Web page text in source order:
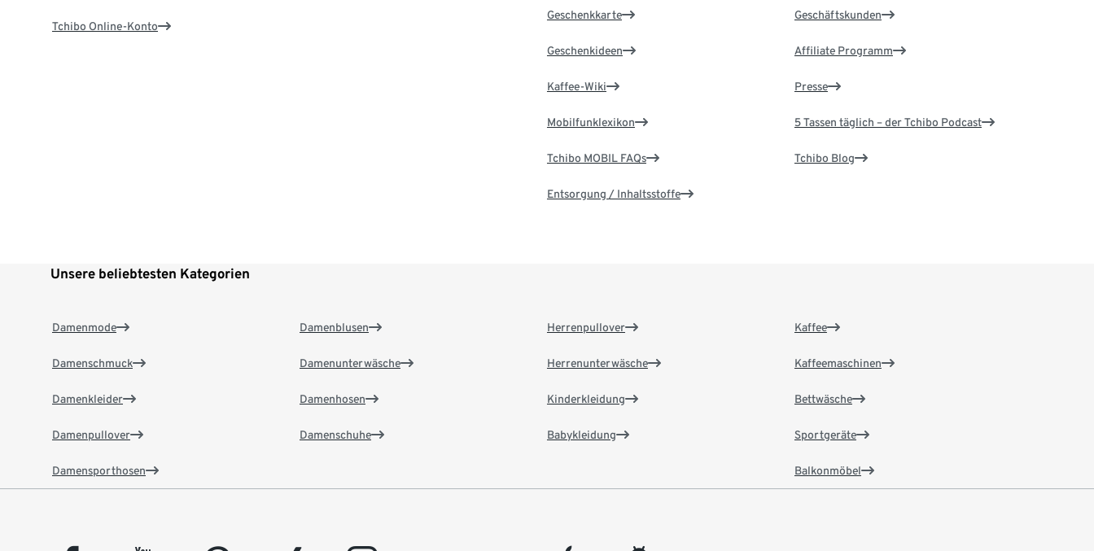
Tchibo Online-Konto
Geschenkkarte
Geschenkideen
Kaffee-Wiki
Mobilfunklexikon
Tchibo MOBIL FAQs
Entsorgung / Inhaltsstoffe
Geschäftskunden
Affiliate Programm
Presse
5 Tassen täglich – der Tchibo Podcast
Tchibo Blog
Unsere beliebtesten Kategorien
Damenmode
Damenschmuck
Damenkleider
Damenpullover
Damensporthosen
Damenblusen
Damenunterwäsche
Damenhosen
Damenschuhe
Herrenpullover
Herrenunterwäsche
Kinderkleidung
Babykleidung
Kaffee
Kaffeemaschinen
Bettwäsche
Sportgeräte
Balkonmöbel